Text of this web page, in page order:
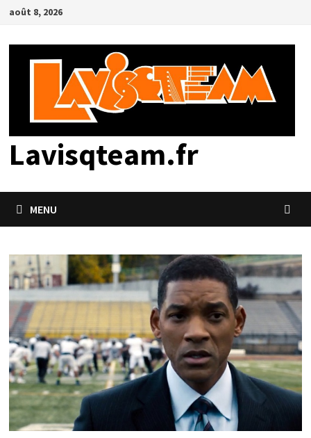
Passer
contenu
août 8, 2026
Lavisqteam.fr
MENU